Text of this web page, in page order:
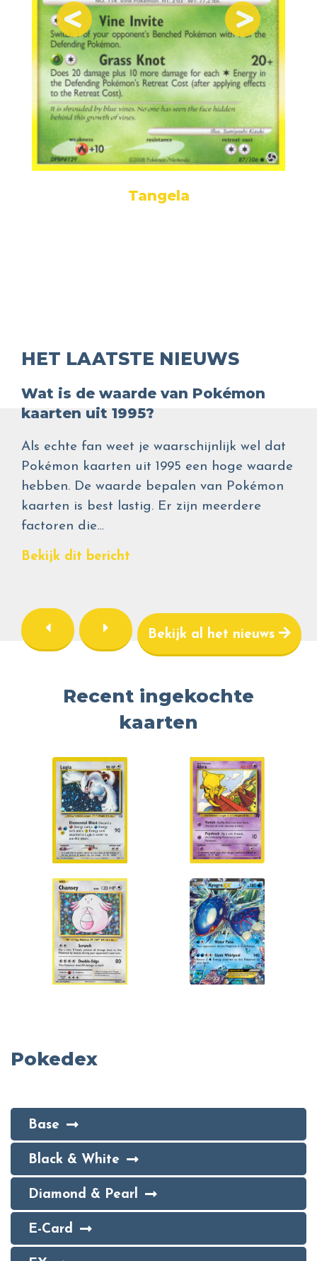
Tangela
HET LAATSTE NIEUWS
Wat is de waarde van Pokémon
kaarten uit 1995?
Als echte fan weet je waarschijnlijk wel dat
Pokémon kaarten uit 1995 een hoge waarde
hebben. De waarde bepalen van Pokémon
kaarten is best lastig. Er zijn meerdere
factoren die…
Bekijk dit bericht
Bekijk al het nieuws
Recent ingekochte
kaarten
Pokedex
Base
Black & White
Diamond & Pearl
E-Card